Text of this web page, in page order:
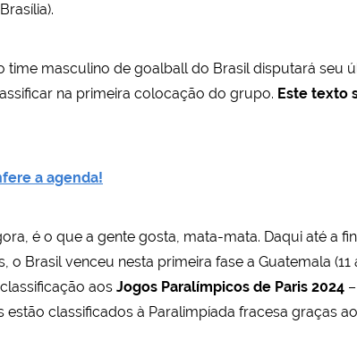
masculino de goalball do Brasil disputará seu
na primeira colocação do grupo. Este texto
a agenda!
é o que a gente gosta, mata-mata. Daqui até a
o Brasil venceu nesta primeira fase a Guatemala (11
aos Jogos Paralímpicos de Paris 2024
classificados à Paralimpíada fracesa graças ao